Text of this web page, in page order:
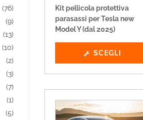
Kit pellicola protettiva
parasassi per Tesla new
Model Y (dal 2025)
SCEGLI
(76)
(9)
(13)
(10)
(2)
(3)
(7)
(1)
(5)